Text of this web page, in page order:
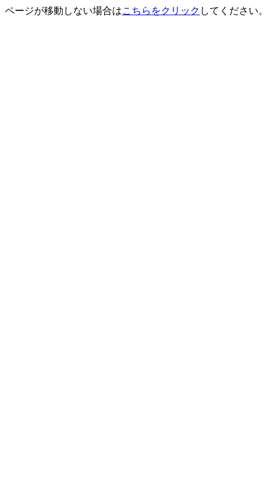
ページが移動しない場合はこちらをクリック してください。